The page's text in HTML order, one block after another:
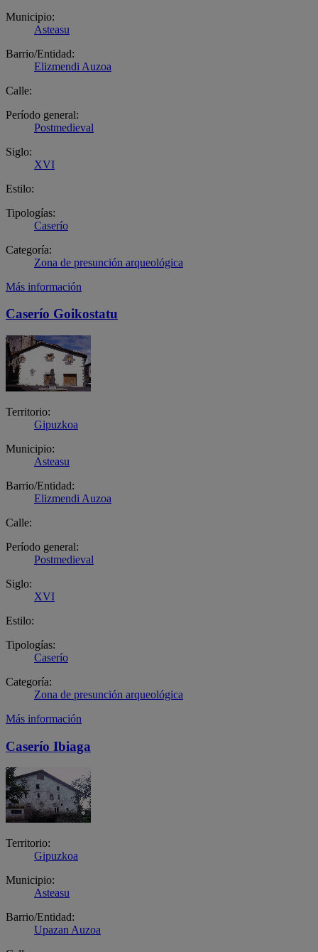
Municipio:
Asteasu
Barrio/Entidad:
Elizmendi Auzoa
Calle:
Período general:
Postmedieval
Siglo:
XVI
Estilo:
Tipologías:
Caserío
Categoría:
Zona de presunción arqueológica
Más información
Caserío Goikostatu
Territorio:
Gipuzkoa
Municipio:
Asteasu
Barrio/Entidad:
Elizmendi Auzoa
Calle:
Período general:
Postmedieval
Siglo:
XVI
Estilo:
Tipologías:
Caserío
Categoría:
Zona de presunción arqueológica
Más información
Caserío Ibiaga
Territorio:
Gipuzkoa
Municipio:
Asteasu
Barrio/Entidad:
Upazan Auzoa